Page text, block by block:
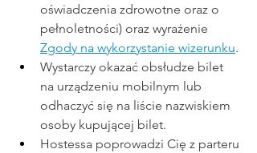
oświadczenia zdrowotne oraz o
pełnoletności) oraz wyrażenie
Zgody na wykorzystanie wizerunku.
Wystarczy okazać obsłudze bilet
na urządzeniu mobilnym lub
odhaczyć się na liście nazwiskiem
osoby kupującej bilet.
Hostessa poprowadzi Cię z parteru